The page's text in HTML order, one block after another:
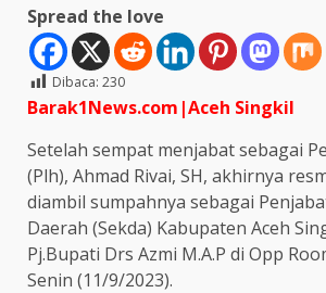
Spread the love
Dibaca: 230
Barak1News.com|Aceh Singkil
Setelah sempat menjabat sebagai
(Plh), Ahmad Rivai, SH, akhirnya
diambil sumpahnya sebagai
Daerah (Sekda) Kabupaten Aceh
Pj.Bupati Drs Azmi M.A.P di Opp
Senin (11/9/2023).